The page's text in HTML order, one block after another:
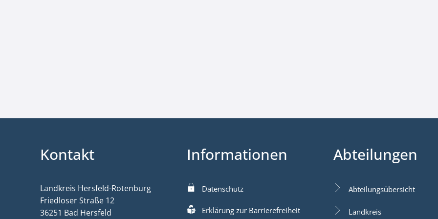
Kontakt
Landkreis Hersfeld-Rotenburg
Friedloser Straße 12
36251 Bad Hersfeld
Informationen
Datenschutz
Erklärung zur Barrierefreiheit
Abteilungen
Abteilungsübersicht
Landkreis